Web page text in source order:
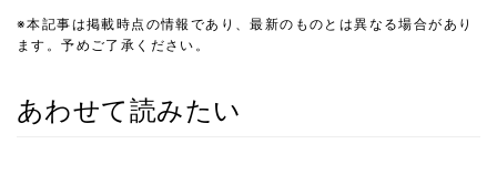
※本記事は掲載時点の情報であり、最新のものとは異なる場合があり
ます。予めご了承ください。
あわせて読みたい